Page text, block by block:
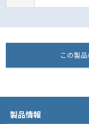
この製
製品情報